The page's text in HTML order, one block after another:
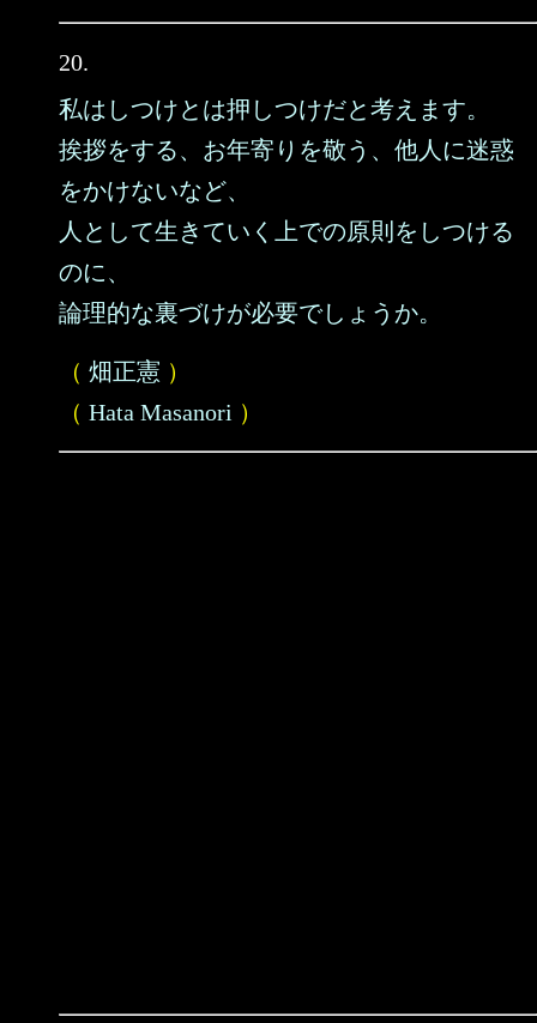
20.
私はしつけとは押しつけだと考えます。
挨拶をする、お年寄りを敬う、他人に迷惑
をかけないなど、
人として生きていく上での原則をしつける
のに、
論理的な裏づけが必要でしょうか。
（ 畑正憲 ）
（ Hata Masanori ）